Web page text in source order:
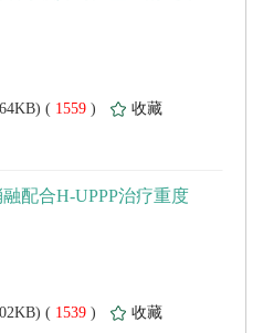
1559 )
1539 )